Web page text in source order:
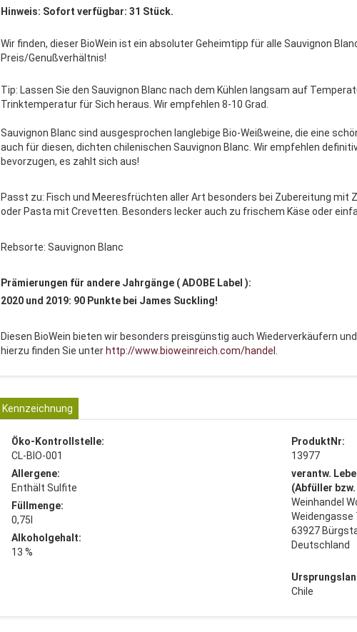
Hinweis: Sofort verfügbar: 31 Stück.
Wir finden, dieser BioWein ist ein absoluter Geheimtipp für alle Sauvignon
Preis/Genußverhältnis!
Tip: Lassen Sie den Sauvignon Blanc nach dem Kühlen langsam auf
Trinktemperatur für Sich heraus. Wir empfehlen 8-10 Grad.
Sauvignon Blanc sind ausgesprochen langlebige Bio-Weißweine, die eine
auch für diesen, dichten chilenischen Sauvignon Blanc. Wir empfehlen
bevorzugen, es zahlt sich aus!
Passt zu: Fisch und Meeresfrüchten aller Art besonders bei Zubereitung mit
oder Pasta mit Crevetten. Besonders lecker auch zu frischem Käse oder
Rebsorte: Sauvignon Blanc
Prämierungen für andere Jahrgänge ( ADOBE Label ):
2020 und 2019: 90 Punkte bei James Suckling!
Diesen BioWein bieten wir besonders preisgünstig auch Wiederverkäufern
hierzu finden Sie unter http://www.bioweinreich.com/handel
Kennzeichnung
Öko-Kontrollstelle:
CL-BIO-001
Allergene:
Enthält Sulfite
Füllmenge:
0,75l
Alkoholgehalt:
13 %
ProduktNr:
13977
verantw.
(Abfüller
Weinhandel
Weidengasse
63927
Deutschland
Chile